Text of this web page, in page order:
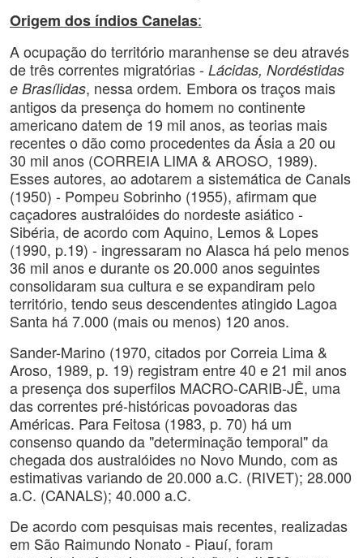
Origem dos índios Canelas:
A ocupação do território maranhense se deu através
de três correntes migratórias - Lácidas, Nordéstidas
e Brasílidas, nessa ordem. Embora os traços mais
antigos da presença do homem no continente
americano datem de 19 mil anos, as teorias mais
recentes o dão como procedentes da Ásia a 20 ou
30 mil anos (CORREIA LIMA & AROSO, 1989).
Esses autores, ao adotarem a sistemática de Canals
(1950) - Pompeu Sobrinho (1955), afirmam que
caçadores australóides do nordeste asiático -
Sibéria, de acordo com Aquino, Lemos & Lopes
(1990, p.19) - ingressaram no Alasca há pelo menos
36 mil anos e durante os 20.000 anos seguintes
consolidaram sua cultura e se expandiram pelo
território, tendo seus descendentes atingido Lagoa
Santa há 7.000 (mais ou menos) 120 anos.
Sander-Marino (1970, citados por Correia Lima &
Aroso, 1989, p. 19) registram entre 40 e 21 mil anos
a presença dos superfilos MACRO-CARIB-JÊ, uma
das correntes pré-históricas povoadoras das
Américas. Para Feitosa (1983, p. 70) há um
consenso quando da "determinação temporal" da
chegada dos australóides no Novo Mundo, com as
estimativas variando de 20.000 a.C. (RIVET); 28.000
a.C. (CANALS); 40.000 a.C.
De acordo com pesquisas mais recentes, realizadas
em São Raimundo Nonato - Piauí, foram